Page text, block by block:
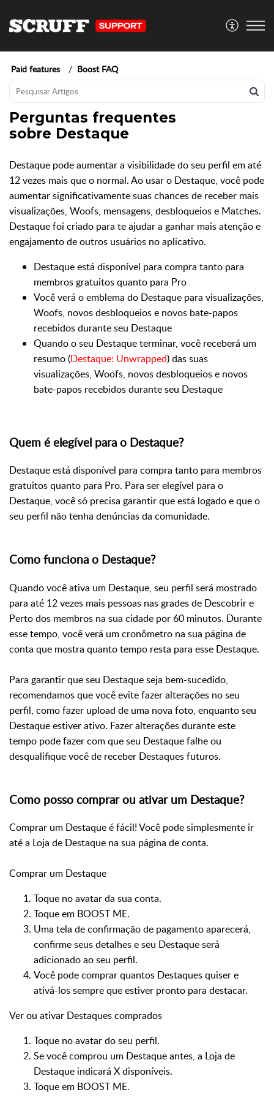
Paid features Boost FAQ
Perguntas frequentes
sobre Destaque
Destaque pode aumentar a visibilidade do seu perfil em até
12 vezes mais que o normal. Ao usar o Destaque, você pode
aumentar significativamente suas chances de receber mais
visualizações, Woofs, mensagens, desbloqueios e Matches.
Destaque foi criado para te ajudar a ganhar mais atenção e
engajamento de outros usuários no aplicativo.
Destaque está disponível para compra tanto para
membros gratuitos quanto para Pro
Você verá o emblema do Destaque para visualizações,
Woofs, novos desbloqueios e novos bate-papos
recebidos durante seu Destaque
Quando o seu Destaque terminar, você receberá um
resumo (Destaque: Unwrapped) das suas
visualizações, Woofs, novos desbloqueios e novos
bate-papos recebidos durante seu Destaque
Quem é elegível para o Destaque?
Destaque está disponível para compra tanto para membros
gratuitos quanto para Pro. Para ser elegível para o
Destaque, você só precisa garantir que está logado e que o
seu perfil não tenha denúncias da comunidade.
Como funciona o Destaque?
Quando você ativa um Destaque, seu perfil será mostrado
para até 12 vezes mais pessoas nas grades de Descobrir e
Perto dos membros na sua cidade por 60 minutos. Durante
esse tempo, você verá um cronômetro na sua página de
conta que mostra quanto tempo resta para esse Destaque.
Para garantir que seu Destaque seja bem-sucedido,
recomendamos que você evite fazer alterações no seu
perfil, como fazer upload de uma nova foto, enquanto seu
Destaque estiver ativo. Fazer alterações durante este
tempo pode fazer com que seu Destaque falhe ou
desqualifique você de receber Destaques futuros.
Como posso comprar ou ativar um Destaque?
Comprar um Destaque é fácil! Você pode simplesmente ir
até a Loja de Destaque na sua página de conta.
Comprar um Destaque
Toque no avatar da sua conta.
Toque em BOOST ME.
Uma tela de confirmação de pagamento aparecerá,
confirme seus detalhes e seu Destaque será
adicionado ao seu perfil.
Você pode comprar quantos Destaques quiser e
ativá-los sempre que estiver pronto para destacar.
Ver ou ativar Destaques comprados
Toque no avatar do seu perfil.
Se você comprou um Destaque antes, a Loja de
Destaque indicará X disponíveis.
Toque em BOOST ME.